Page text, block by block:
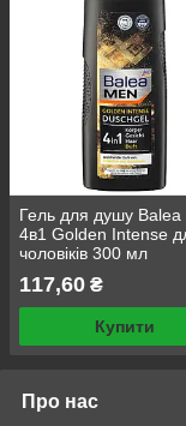
Гель для душу Balea
4в1 Golden Intense
чоловіків 300 мл
117,60 ₴
Купити
Про нас